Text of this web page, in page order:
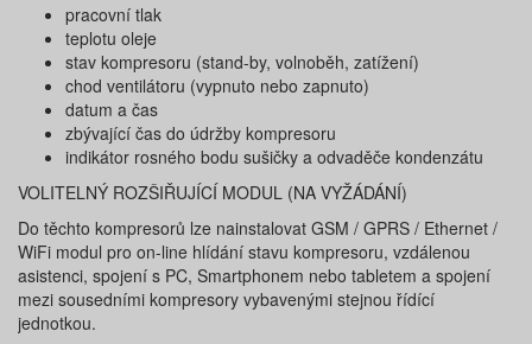
pracovní tlak
teplotu oleje
stav kompresoru (stand-by, volnoběh, zatížení)
chod ventilátoru (vypnuto nebo zapnuto)
datum a čas
zbývající čas do údržby kompresoru
indikátor rosného bodu sušičky a odvaděče kondenzátu
VOLITELNÝ ROZŠIŘUJÍCÍ MODUL (NA VYŽÁDÁNÍ)
Do těchto kompresorů lze nainstalovat GSM / GPRS / Ethernet /
WiFi modul pro on-line hlídání stavu kompresoru, vzdálenou
asistenci, spojení s PC, Smartphonem nebo tabletem a spojení
mezi sousedními kompresory vybavenými stejnou řídící
jednotkou.